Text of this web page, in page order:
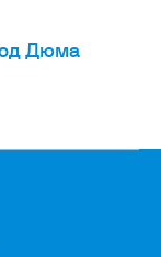
Дюма